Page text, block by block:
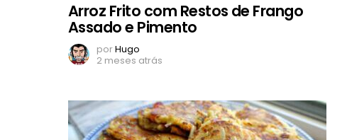
Arroz Frito com Restos de Frango
Assado e Pimento
porHugo
2 meses atrás